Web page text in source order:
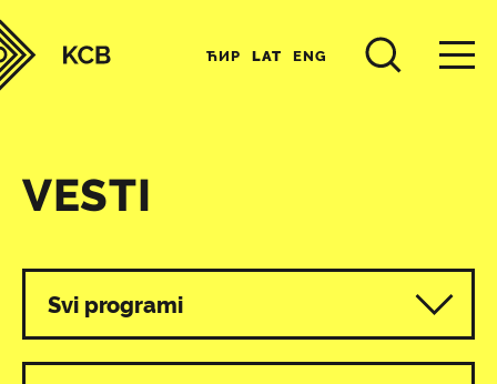
ЋИР LAT ENG
VESTI
Svi programi